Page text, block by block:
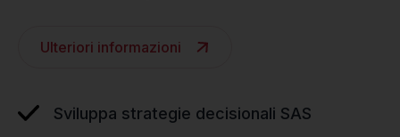
Ulteriori informazioni
Sviluppa strategie decisionali SAS